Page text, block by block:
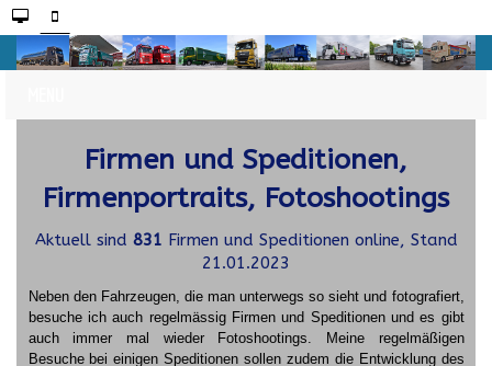
Firmen und Speditionen,
Firmenportraits, Fotoshootings
Aktuell sind 831 Firmen und Speditionen online, Stand
21.01.2023
Neben den Fahrzeugen, die man unterwegs so sieht und fotografiert,
besuche ich auch regelmässig Firmen und Speditionen und es gibt
auch immer mal wieder Fotoshootings.
Meine regelmäßigen
Besuche bei einigen Speditionen sollen zudem die Entwicklung des